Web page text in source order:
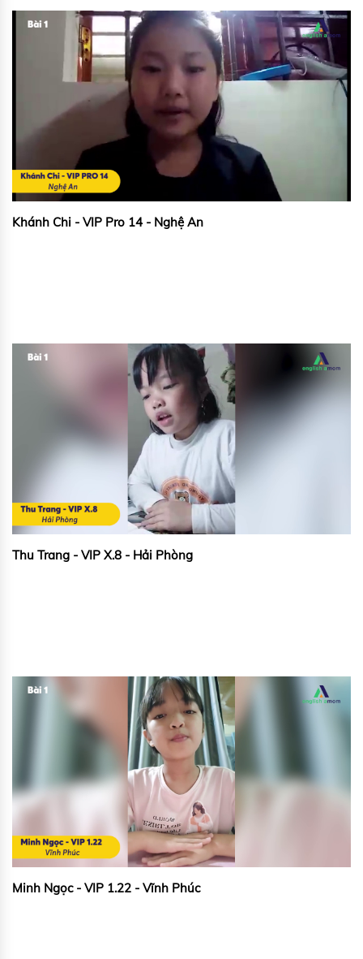
Khánh Chi - VIP Pro 14 - Nghệ An
Thu Trang - VIP X.8 - Hải Phòng
Minh Ngọc - VIP 1.22 - Vĩnh Phúc